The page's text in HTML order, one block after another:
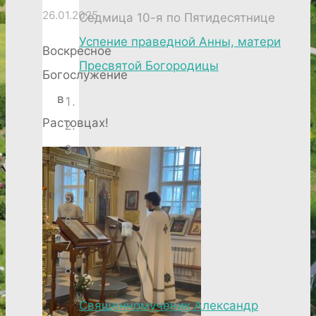
26.01.2025
Воскресное
Богослужение
в
Растовцах!
Седмица 10-я по Пятидесятнице
Успение праведной Анны, матери
Пресвятой Богородицы
Священномученик Александр